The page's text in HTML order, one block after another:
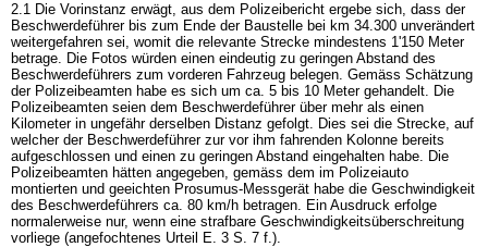
2.1 Die Vorinstanz erwägt, aus dem Polizeibericht ergebe sich, dass der
Beschwerdeführer bis zum Ende der Baustelle bei km 34.300 unverändert
weitergefahren sei, womit die relevante Strecke mindestens 1'150 Meter
betrage. Die Fotos würden einen eindeutig zu geringen Abstand des
Beschwerdeführers zum vorderen Fahrzeug belegen. Gemäss Schätzung
der Polizeibeamten habe es sich um ca. 5 bis 10 Meter gehandelt. Die
Polizeibeamten seien dem Beschwerdeführer über mehr als einen
Kilometer in ungefähr derselben Distanz gefolgt. Dies sei die Strecke, auf
welcher der Beschwerdeführer zur vor ihm fahrenden Kolonne bereits
aufgeschlossen und einen zu geringen Abstand eingehalten habe. Die
Polizeibeamten hätten angegeben, gemäss dem im Polizeiauto
montierten und geeichten Prosumus-Messgerät habe die Geschwindigkeit
des Beschwerdeführers ca. 80 km/h betragen. Ein Ausdruck erfolge
normalerweise nur, wenn eine strafbare Geschwindigkeitsüberschreitung
vorliege (angefochtenes Urteil E. 3 S. 7 f.).